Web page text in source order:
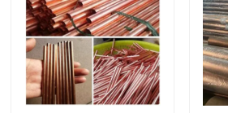
Медная труба никеля
Медно-никелевая трубка